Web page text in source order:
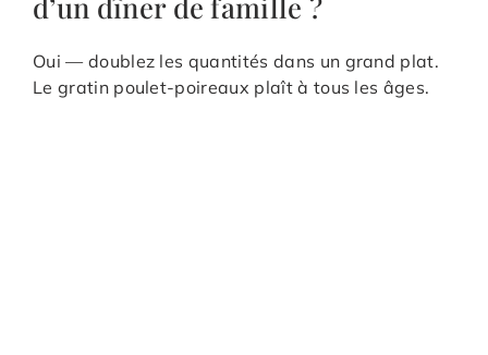
Oui — doublez les quantités dans un grand plat.
Le gratin poulet-poireaux plaît à tous les âges.